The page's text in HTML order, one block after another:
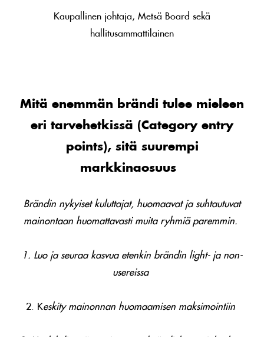
Kaupallinen johtaja, Metsä Board sekä
hallitusammattilainen
Mitä enemmän brändi tulee mieleen
eri tarvehetkissä (Category entry
points), sitä suurempi
markkinaosuus
Brändin nykyiset kuluttajat, huomaavat ja suhtautuvat
mainontaan huomattavasti muita ryhmiä paremmin.
1. Luo ja seuraa kasvua etenkin brändin light- ja non-
usereissa
2. Keskity mainonnan huomaamisen maksimointiin